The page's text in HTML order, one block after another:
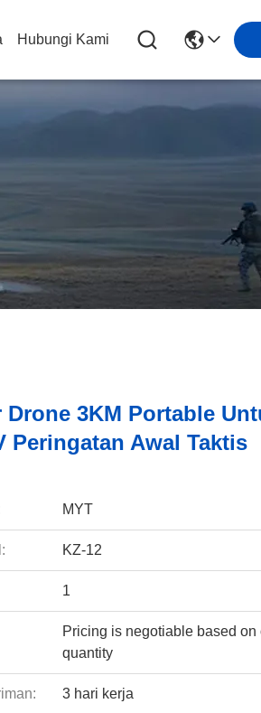
Hubungi Kami
Drone 3KM Portable
Peringatan Awal Taktis
MYT
KZ-12
1
Pricing is negotiable based on
quantity
3 hari kerja